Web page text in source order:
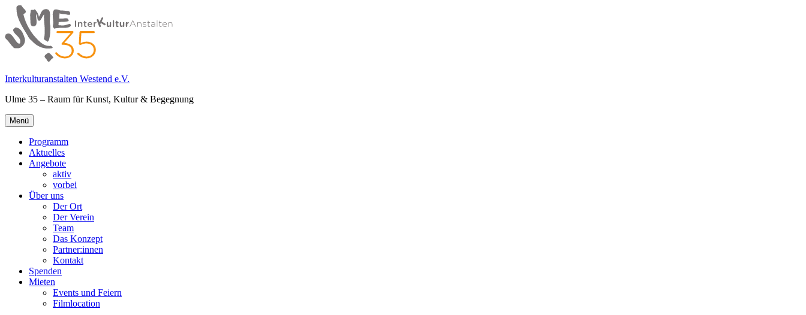
Springe
zum
Inhalt
Interkulturanstalten Westend e.V.
Ulme 35 – Raum für Kunst, Kultur & Begegnung
Primäres
Menü
Menü
Programm
Aktuelles
Angebote
aktiv
vorbei
Über uns
Der Ort
Der Verein
Team
Das Konzept
Partner:innen
Kontakt
Spenden
Mieten
Events und Feiern
Filmlocation